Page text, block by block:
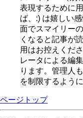
表現するために
ば、:) は嬉しい
面でスマイリー
くなると記事が
用はお控えくだ
レータによる編
ります。管理人
を制限するよう
ページトップ